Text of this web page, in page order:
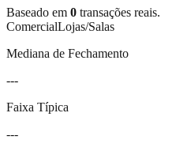
Baseado em 0 transações reais.
ComercialLojas/Salas
Mediana de Fechamento
---
Faixa Típica
---